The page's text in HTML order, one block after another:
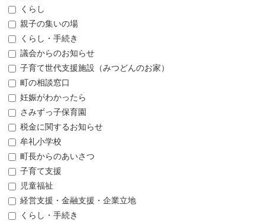
くらし
親子の集いの場
くらし・手続き
議会からのお知らせ
子育て世代支援施設（みつどんのお家）
町の相談窓口
妊娠がわかったら
さみずっ子保育園
税金に関するお知らせ
牟礼小学校
町長からのあいさつ
子育て支援
児童福祉
経営支援・金融支援・企業立地
くらし・手続き